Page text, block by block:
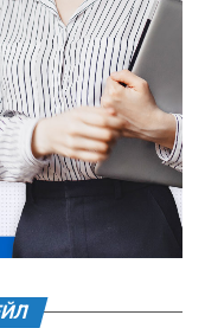
науковими
кваліфікації
до
цих посад, але не
ч. 5 ст. 6).
36встановлено,
зарахованим
визначеному